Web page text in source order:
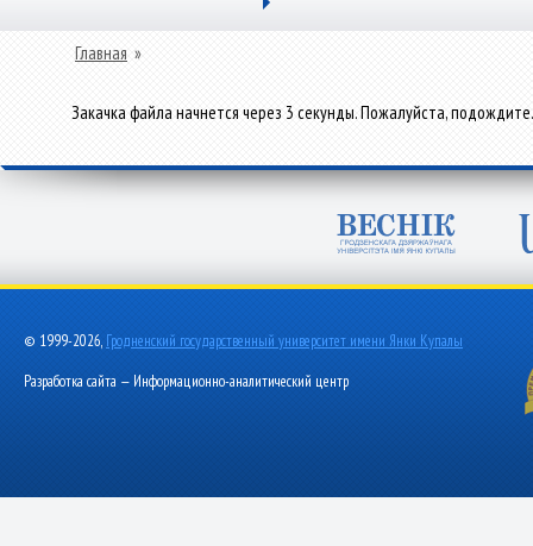
Главная »
Закачка файла начнется через 3 секунды. Пожалуйста, подождите.
© 1999-2026, Гродненский государственный университет имени Янки Купалы
Разработка сайта — Информационно-аналитический центр